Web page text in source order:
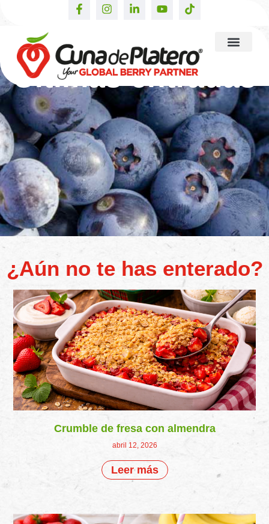
Últimas entradas
¿Aún no te has enterado?
Crumble de fresa con almendra
abril 12, 2026
Leer más